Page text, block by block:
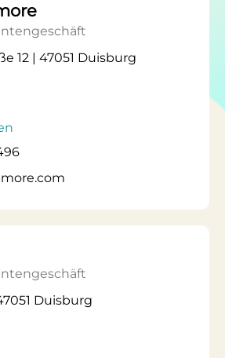
12 | 47051 Duisburg
Duisburg